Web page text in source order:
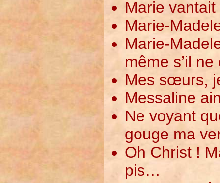
Marie
Marie-
Marie-
même s’il
Mes sœurs,
Messaline
Ne voyant
gouge ma
Oh Christ !
pis…